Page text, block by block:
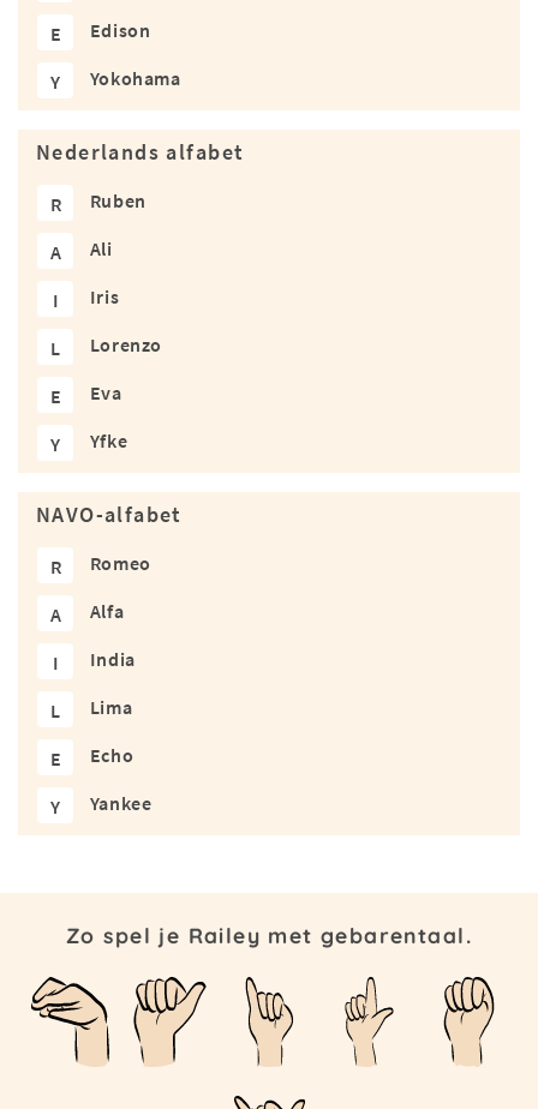
E Edison
Y Yokohama
Nederlands alfabet
R Ruben
A Ali
I Iris
L Lorenzo
E Eva
Y Yfke
NAVO-alfabet
R Romeo
A Alfa
I India
L Lima
E Echo
Y Yankee
Zo spel je Railey met gebarentaal.